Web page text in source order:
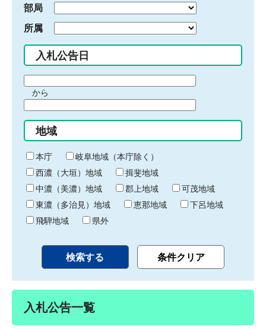
部局
所属
入札公告日
間
始
り
から
間
終
わ
り
地域
本庁
岐阜地域（本庁除く）
西濃（大垣）地域
揖斐地域
中濃（美濃）地域
郡上地域
可茂地域
東濃（多治見）地域
恵那地域
下呂地域
飛騨地域
県外
入札公告一覧